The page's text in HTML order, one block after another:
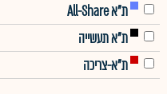
ת"א All-Share
ת"א תעשייה
ת"א-צריכה